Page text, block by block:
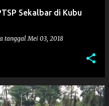
Sekalbar di Kubu
tanggalMei 03, 2018